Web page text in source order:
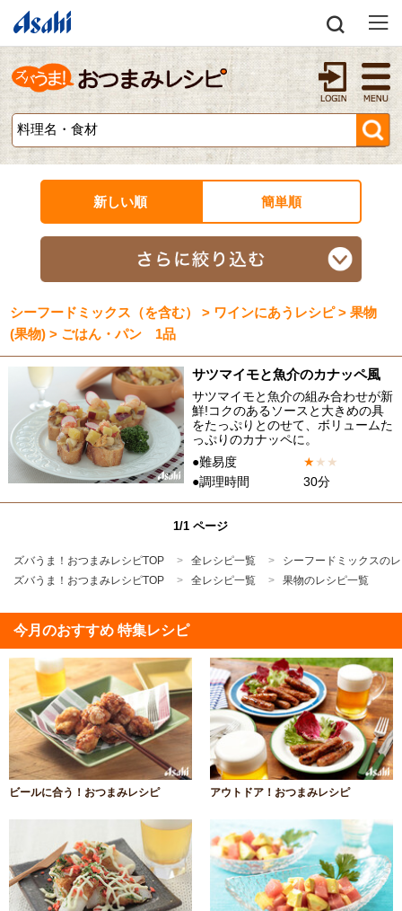
新しい順 簡単順
シーフードミックス（を含む） > ワインにあうレシピ > 果物
(果物) > ごはん・パン 1品
サツマイモと魚介のカナッペ風
サツマイモと魚介の組み合わせが新
鮮!コクのあるソースと大きめの具
をたっぷりとのせて、ボリュームた
っぷりのカナッペに。
●難易度
★★ ★
●調理時間
30分
1/1 ページ
ズバうま！おつまみレシピTOP 全レシピ一覧
シーフードミックスの
ズバうま！おつまみレシピTOP
全レシピ一覧 果物のレシピ一覧
今月のおすすめ 特集レシピ
ビールに合う！おつまみレシピ アウトドア！おつまみレシピ